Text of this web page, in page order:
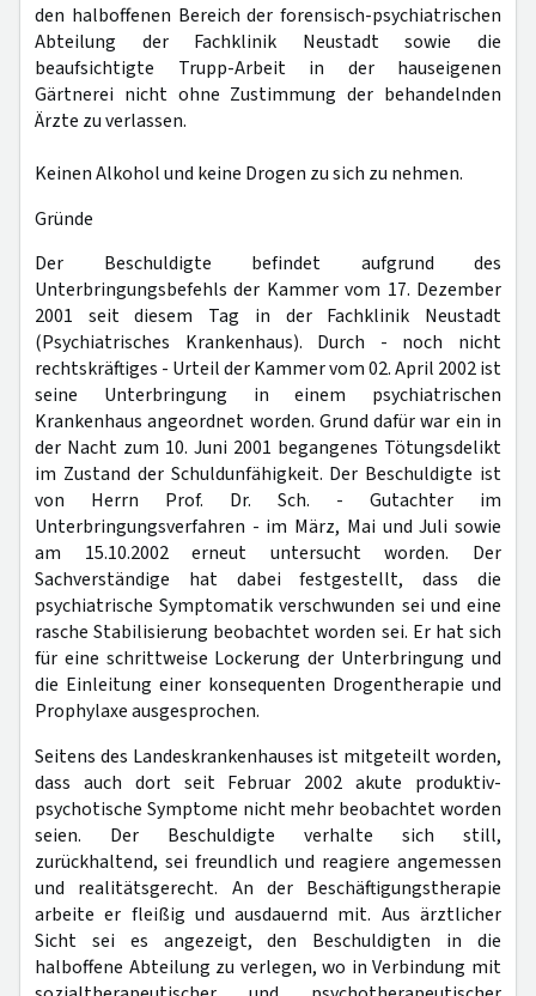
den halboffenen Bereich der forensisch-psychiatrischen
Abteilung der Fachklinik Neustadt sowie die
beaufsichtigte Trupp-Arbeit in der hauseigenen
Gärtnerei nicht ohne Zustimmung der behandelnden
Ärzte zu verlassen.
Keinen Alkohol und keine Drogen zu sich zu nehmen.
Gründe
Der Beschuldigte befindet aufgrund des
Unterbringungsbefehls der Kammer vom 17. Dezember
2001 seit diesem Tag in der Fachklinik Neustadt
(Psychiatrisches Krankenhaus). Durch - noch nicht
rechtskräftiges - Urteil der Kammer vom 02. April 2002 ist
seine Unterbringung in einem psychiatrischen
Krankenhaus angeordnet worden. Grund dafür war ein in
der Nacht zum 10. Juni 2001 begangenes Tötungsdelikt
im Zustand der Schuldunfähigkeit. Der Beschuldigte ist
von Herrn Prof. Dr. Sch. - Gutachter im
Unterbringungsverfahren - im März, Mai und Juli sowie
am 15.10.2002 erneut untersucht worden. Der
Sachverständige hat dabei festgestellt, dass die
psychiatrische Symptomatik verschwunden sei und eine
rasche Stabilisierung beobachtet worden sei. Er hat sich
für eine schrittweise Lockerung der Unterbringung und
die Einleitung einer konsequenten Drogentherapie und
Prophylaxe ausgesprochen.
Seitens des Landeskrankenhauses ist mitgeteilt worden,
dass auch dort seit Februar 2002 akute produktiv-
psychotische Symptome nicht mehr beobachtet worden
seien. Der Beschuldigte verhalte sich still,
zurückhaltend, sei freundlich und reagiere angemessen
und realitätsgerecht. An der Beschäftigungstherapie
arbeite er fleißig und ausdauernd mit. Aus ärztlicher
Sicht sei es angezeigt, den Beschuldigten in die
halboffene Abteilung zu verlegen, wo in Verbindung mit